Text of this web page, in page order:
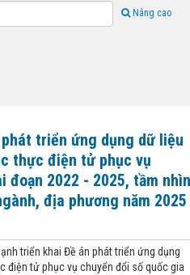
Nâng cao
triển ứng dụng dữ liệu
thực điện tử phục vụ
đoạn 2022 - 2025, tầm nhìn
địa phương năm 2025
triển khai Đề án phát triển ứng dụng
điện tử phục vụ chuyển đổi số quốc gia